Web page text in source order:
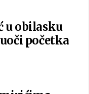
u obilasku
početka